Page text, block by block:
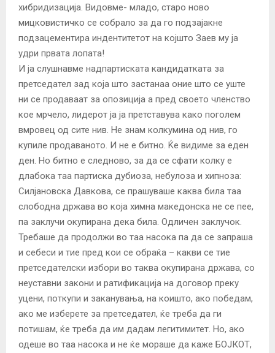
хибридизација. Видовме- младо, старо ново
мицковистичко се собрало за да го подзајакне
подзацементира индентитетот на којшто Заев му ја
удри првата лопата!
И ја слушнавме надпартиската кандидатката за
претседател зад која што застанаа оние што се уште
ни се продаваат за опозиција а пред своето членство
кое мрчело, лидерот ја ја претставува како поголем
вмровец од сите нив. Не знам колкумина од нив, го
купиле продаваното. И не е битно. Ќе видиме за еден
ден. Но битно е следново, за да се сфати колку е
длабока таа партиска дубиоза, небулоза и хипноза:
Силјановска Давкова, се прашуваше каква била таа
слободна држава во која химна македонска не се пее,
па заклучи окупирана дека била. Одличен заклучок.
Требаше да продолжи во таа насока па да се запраша
и себеси и тие пред кои се обраќа – какви се тие
претседателски избори во таква окупирана држава, со
неуставни закони и ратификација на договор преку
уцени, поткупи и заканувања, на коишто, ако победам,
ако ме изберете за претседател, ќе треба да ги
потишам, ќе треба да им дадам легитимитет. Но, ако
одеше во таа насока и не ќе мораше да каже БОЈКОТ,